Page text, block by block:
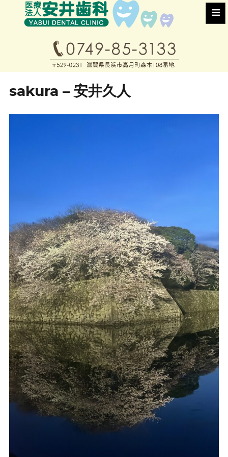
≡
sakura – 安井久人